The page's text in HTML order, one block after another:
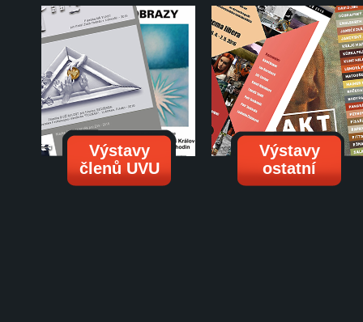
Výstavy
členů UVU
Výstavy
ostatní